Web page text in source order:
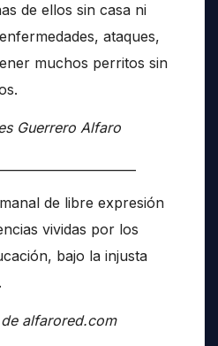
de ellos sin casa ni
ataques,
muchos perritos sin
Guerrero Alfaro
de libre expresión
vividas por los
bajo la injusta
alfarored.com